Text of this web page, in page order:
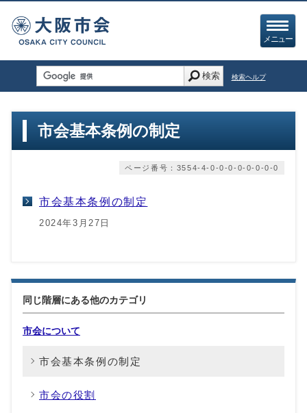
メニュー
検索 検索ヘルプ
市会基本条例の制定
ページ番号：3554-4-0-0-0-0-0-0-0-0
市会基本条例の制定
2024年3月27日
同じ階層にある他のカテゴリ
市会について
市会基本条例の制定
市会の役割